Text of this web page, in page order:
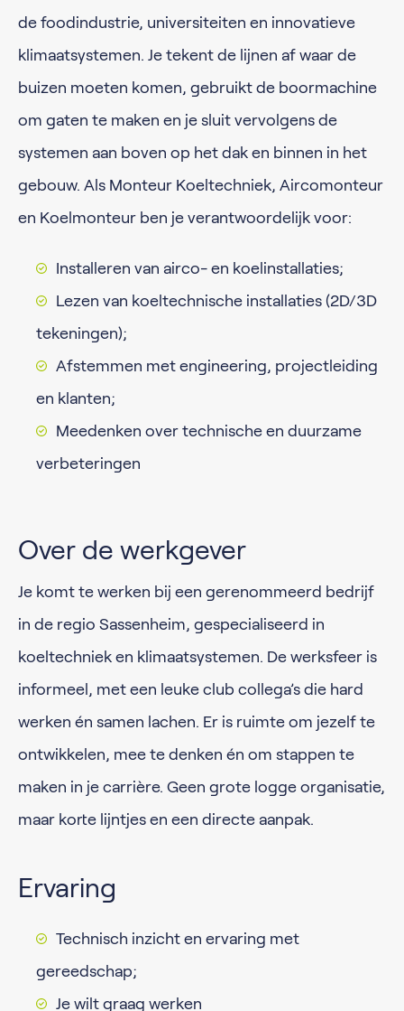
de foodindustrie, universiteiten en innovatieve
klimaatsystemen. Je tekent de lijnen af waar de
buizen moeten komen, gebruikt de boormachine
om gaten te maken en je sluit vervolgens de
systemen aan boven op het dak en binnen in het
gebouw. Als Monteur Koeltechniek, Aircomonteur
en Koelmonteur ben je verantwoordelijk voor:
Installeren van airco- en koelinstallaties;
Lezen van koeltechnische installaties (2D/3D
tekeningen);
Afstemmen met engineering, projectleiding
en klanten;
Meedenken over technische en duurzame
verbeteringen
Over de werkgever
Je komt te werken bij een gerenommeerd bedrijf
in de regio Sassenheim, gespecialiseerd in
koeltechniek en klimaatsystemen. De werksfeer is
informeel, met een leuke club collega’s die hard
werken én samen lachen. Er is ruimte om jezelf te
ontwikkelen, mee te denken én om stappen te
maken in je carrière. Geen grote logge organisatie,
maar korte lijntjes en een directe aanpak.
Ervaring
Technisch inzicht en ervaring met
gereedschap;
Je wilt graag werken